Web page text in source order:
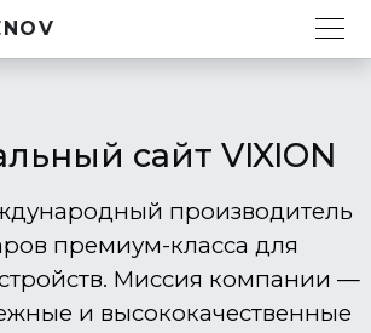
сайт VIXION
производитель
премиум-класса для
Миссия компании —
и высококачественные